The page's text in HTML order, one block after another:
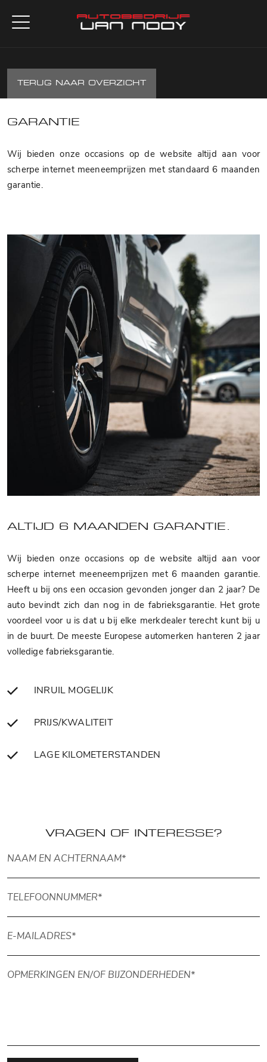
TERUG NAAR OVERZICHT
GARANTIE
Wij bieden onze occasions op de website altijd aan voor
scherpe internet meeneemprijzen met standaard 6 maanden
garantie.
ALTIJD 6 MAANDEN GARANTIE.
Wij bieden onze occasions op de website altijd aan voor
scherpe internet meeneemprijzen met 6 maanden garantie.
Heeft u bij ons een occasion gevonden jonger dan 2 jaar? De
auto bevindt zich dan nog in de fabrieksgarantie. Het grote
voordeel voor u is dat u bij elke merkdealer terecht kunt bij u
in de buurt. De meeste Europese automerken hanteren 2 jaar
volledige fabrieksgarantie.
INRUIL MOGELIJK
PRIJS/KWALITEIT
LAGE KILOMETERSTANDEN
VRAGEN OF INTERESSE?